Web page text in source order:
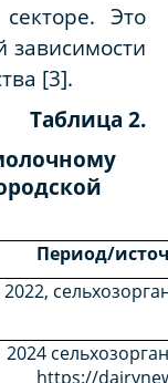
Это
[3].
Таблица 2.
Период/
2022,
2024
https://